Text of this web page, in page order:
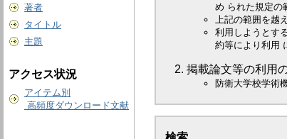
著者
タイトル
主題
アクセス状況
アイテム別
高頻度ダウンロード文献
め られた規定の
上記の範囲を越
利用しようとす
約等により利用
掲載論文等の利用
防衛大学校学術